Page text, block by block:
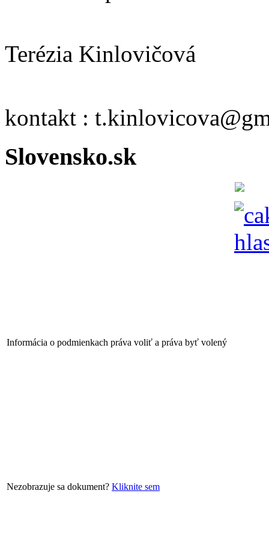
Terézia Kinlovičová
kontakt :
Slovensko.sk
Informácia o podmienkach práva voliť a práva byť volený
Nezobrazuje sa dokument? Kliknite sem